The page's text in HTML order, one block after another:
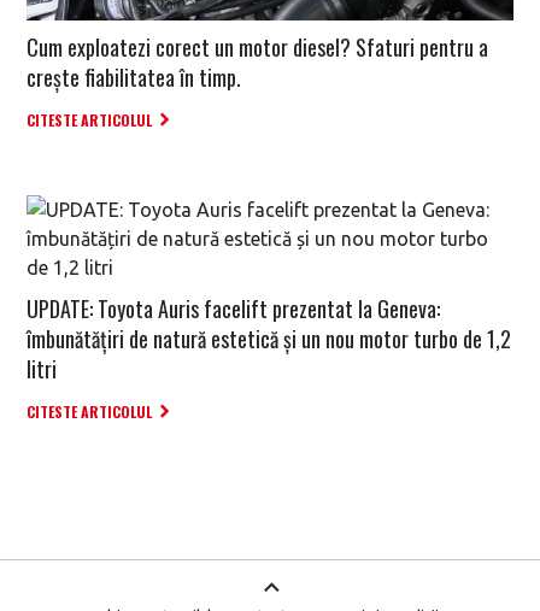
Cum exploatezi corect un motor diesel? Sfaturi pentru a
crește fiabilitatea în timp.
CITESTE ARTICOLUL
UPDATE: Toyota Auris facelift prezentat la Geneva:
îmbunătățiri de natură estetică și un nou motor turbo de 1,2
litri
CITESTE ARTICOLUL